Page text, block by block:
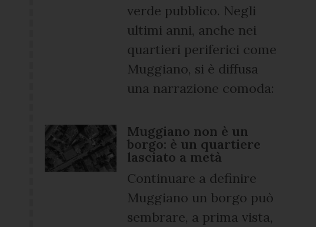
verde pubblico. Negli
ultimi anni, anche nei
quartieri periferici come
Muggiano, si è diffusa
una narrazione comoda:
Muggiano non è un
borgo: è un quartiere
lasciato a metà
Continuare a definire
Muggiano un borgo può
sembrare, a prima vista,